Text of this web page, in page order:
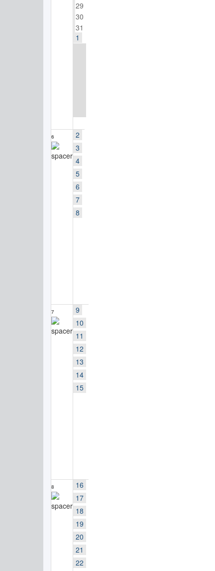
29
30
31
1
6
2
3
4
5
6
7
8
7
9
10
11
12
13
14
15
8
16
17
18
19
20
21
22